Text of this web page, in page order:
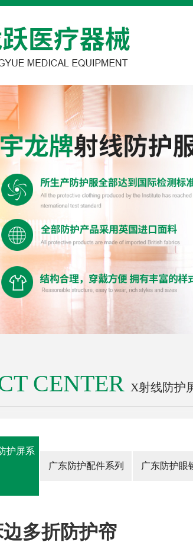
CENTER X射线防护
护屏系
广东防护配件系列 广东防护眼
多折防护帘